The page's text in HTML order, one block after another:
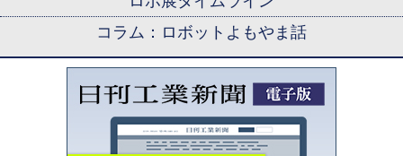
コラム：ロボットよもやま話